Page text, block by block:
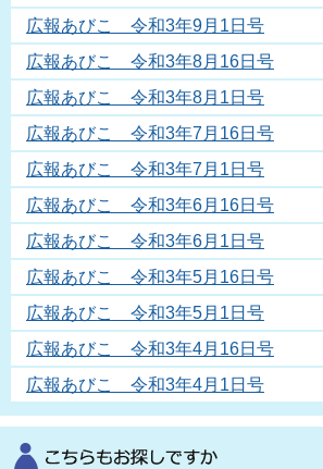
広報あびこ 令和3年9月1日号
広報あびこ 令和3年8月16日号
広報あびこ 令和3年8月1日号
広報あびこ 令和3年7月16日号
広報あびこ 令和3年7月1日号
広報あびこ 令和3年6月16日号
広報あびこ 令和3年6月1日号
広報あびこ 令和3年5月16日号
広報あびこ 令和3年5月1日号
広報あびこ 令和3年4月16日号
広報あびこ 令和3年4月1日号